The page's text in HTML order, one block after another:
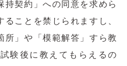
持契約」への同意を求めら
ことを禁じられますし、
所」や「模範解答」すら教
験後に教えてもらえるの